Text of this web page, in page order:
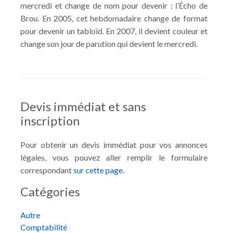
mercredi et change de nom pour devenir : l’Écho de
Brou. En 2005, cet hebdomadaire change de format
pour devenir un tabloïd. En 2007, il devient couleur et
change son jour de parution qui devient le mercredi.
Devis immédiat et sans
inscription
Pour obtenir un devis immédiat pour vos annonces
légales, vous pouvez aller remplir le formulaire
correspondantsur cette page.
Catégories
Autre
Comptabilité